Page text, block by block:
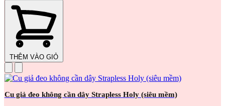
THÊM VÀO GIỎ
Cu giả đeo không cần dây Strapless Holy (siêu mềm)